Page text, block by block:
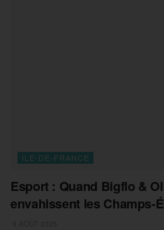
ILE-DE-FRANCE
Esport : Quand Bigflo &
envahissent les Champs-